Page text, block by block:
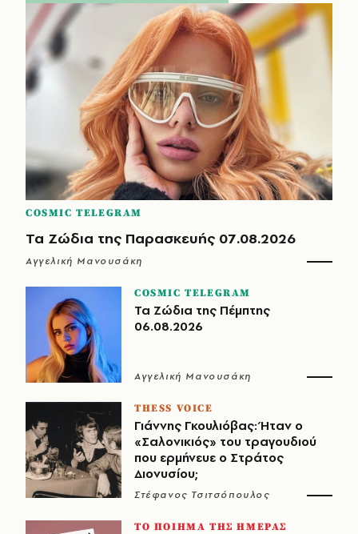
COSMIC TELEGRAM
Τα Ζώδια της Παρασκευής 07.08.2026
Αγγελική Μανουσάκη
COSMIC TELEGRAM
Τα Ζώδια της Πέμπτης
06.08.2026
Αγγελική Μανουσάκη
THESS VOICE
Γιάννης Γκουλιόβας: Ήταν ο
«Σαλονικιός» του τραγουδιού
που ερμήνευε ο Στράτος
Διονυσίου;
Στέφανος Τσιτσόπουλος
ΤΟ ΠΟΙΗΜΑ ΤΗΣ ΗΜΕΡΑΣ